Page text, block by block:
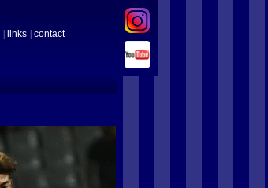
links contact